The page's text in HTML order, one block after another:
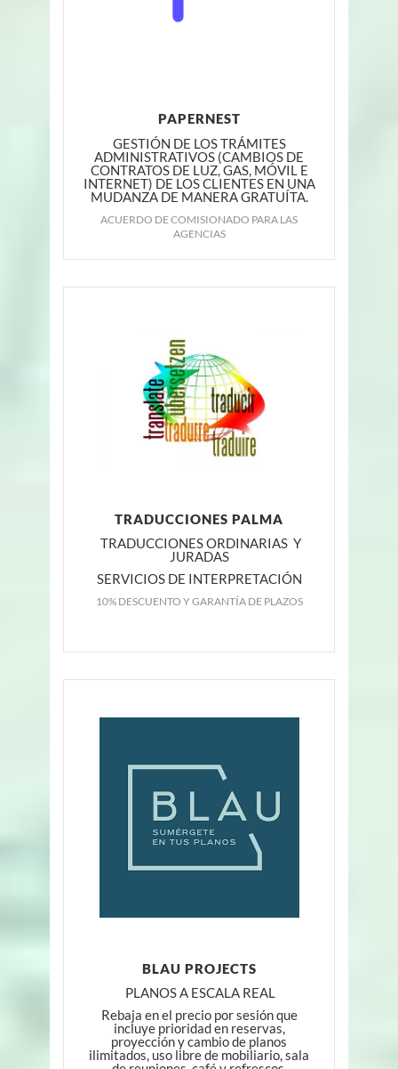
PAPERNEST
GESTIÓN DE LOS TRÁMITES
ADMINISTRATIVOS (CAMBIOS DE
CONTRATOS DE LUZ, GAS, MÓVIL E
INTERNET) DE LOS CLIENTES EN UNA
MUDANZA DE MANERA GRATUÍTA.
ACUERDO DE COMISIONADO PARA LAS
AGENCIAS
TRADUCCIONES PALMA
TRADUCCIONES ORDINARIAS Y
JURADAS
SERVICIOS DE INTERPRETACIÓN
10% DESCUENTO Y GARANTÍA DE PLAZOS
BLAU PROJECTS
PLANOS A ESCALA REAL
Rebaja en el precio por sesión que
incluye prioridad en reservas,
proyección y cambio de planos
ilimitados, uso libre de mobiliario, sala